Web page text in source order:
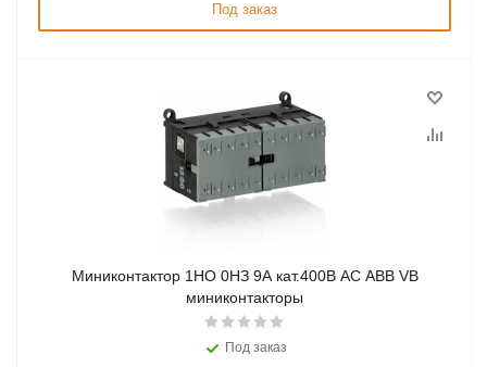
Под заказ
Миниконтактор 1НО 0НЗ 9А кат.400В AC ABB VB
миниконтакторы
Под заказ